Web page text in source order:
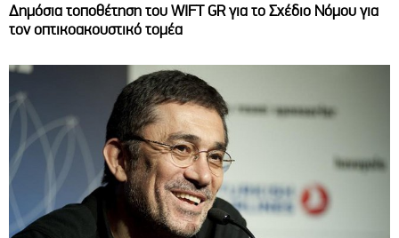
Δημόσια τοποθέτηση του WIFT GR για το Σχέδιο Νόμου για
τον οπτικοακουστικό τομέα